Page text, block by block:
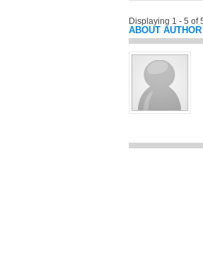
Displaying 1 - 5 of
ABOUT AUTHOR